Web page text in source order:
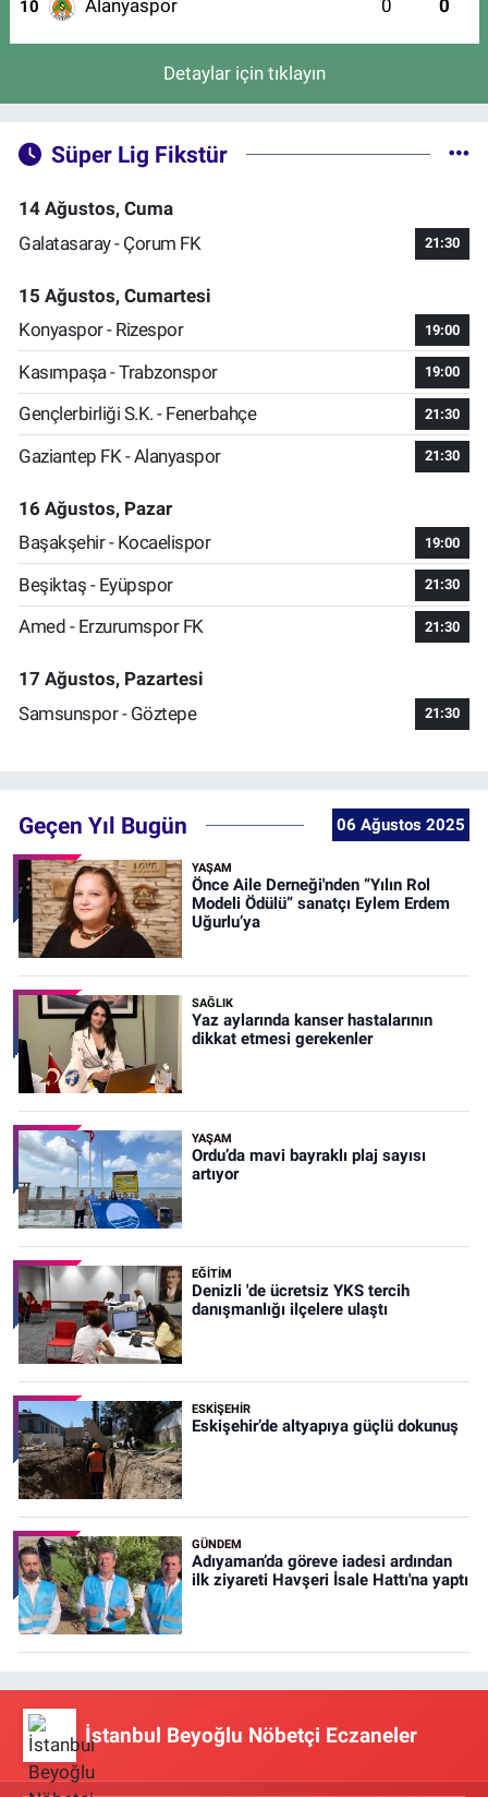
10 Alanyaspor 0 0
Detaylar için tıklayın
Süper Lig Fikstür
14 Ağustos, Cuma
Galatasaray - Çorum FK
21:30
15 Ağustos, Cumartesi
Konyaspor - Rizespor
19:00
Kasımpaşa - Trabzonspor 19:00
Gençlerbirliği S.K. - Fenerbahçe 21:30
Gaziantep FK - Alanyaspor 21:30
16 Ağustos, Pazar
Başakşehir - Kocaelispor
19:00
Beşiktaş - Eyüpspor 21:30
Amed - Erzurumspor FK 21:30
17 Ağustos, Pazartesi
Samsunspor - Göztepe
21:30
Geçen Yıl Bugün 06 Ağustos 2025
YAŞAM
Önce Aile Derneği'nden “Yılın Rol
Modeli Ödülü” sanatçı Eylem Erdem
Uğurlu’ya
SAĞLIK
Yaz aylarında kanser hastalarının
dikkat etmesi gerekenler
YAŞAM
Ordu’da mavi bayraklı plaj sayısı
artıyor
EĞİTİM
Denizli 'de ücretsiz YKS tercih
danışmanlığı ilçelere ulaştı
ESKIŞEHIR
Eskişehir’de altyapıya güçlü dokunuş
GÜNDEM
Adıyaman’da göreve iadesi ardından
ilk ziyareti Havşeri İsale Hattı'na yaptı
İstanbul Beyoğlu Nöbetçi Eczaneler